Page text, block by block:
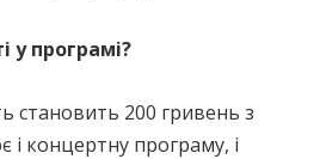
у програмі?
становить 200 гривень з
концертну програму, і